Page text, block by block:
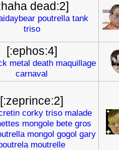
dead:2]
poutrella tank
triso
[:ephos:4]
metal death maquillage
carnaval
[:zeprince:2]
corky triso malade
mongole bete gros
mongol gogol gary
moutrelle